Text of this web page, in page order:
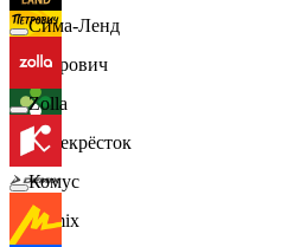
Петрович
Перекрёсток
Demix
Сима-Ленд
Zolla
Комус